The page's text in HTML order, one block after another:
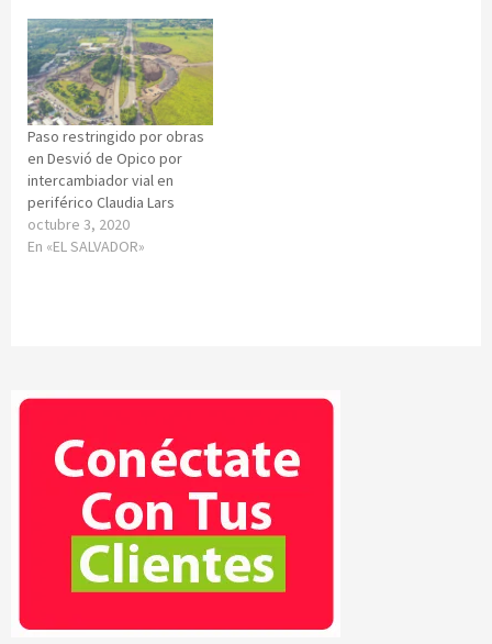
Paso restringido por obras
en Desvió de Opico por
intercambiador vial en
periférico Claudia Lars
octubre 3, 2020
En «EL SALVADOR»